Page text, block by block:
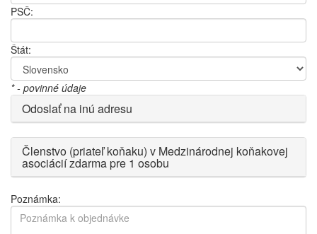
PSČ:
Štát:
* - povinné údaje
Odoslať na inú adresu
Členstvo (priateľ koňaku) v Medzinárodnej koňakovej
asociácií zdarma pre 1 osobu
Poznámka: